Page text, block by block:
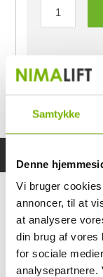
Samtykke
Denne
Vi bruger
annoncer, til at
at analysere
din brug af vores
for sociale
analysepartnere.
Ring